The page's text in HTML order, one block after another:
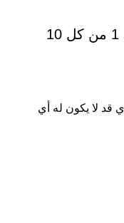
(قد تؤثر على ما يصل إلى 1 من كل 10
قد لا يكون له أي